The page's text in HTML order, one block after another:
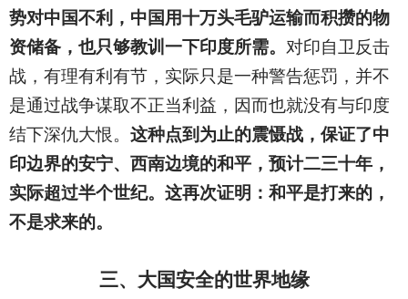
势对中国不利，中国用十万头毛驴运输而积攒的物
资储备，也只够教训一下印度所需。 对印自卫反击
战，有理有利有节，实际只是一种警告惩罚，并不
是通过战争谋取不正当利益，因而也就没有与印度
结下深仇大恨。 这种点到为止的震慑战，保证了中
印边界的安宁、西南边境的和平，预计二三十年，
实际超过半个世纪。这再次证明：和平是打来的，
不是求来的。
三、大国安全的世界地缘